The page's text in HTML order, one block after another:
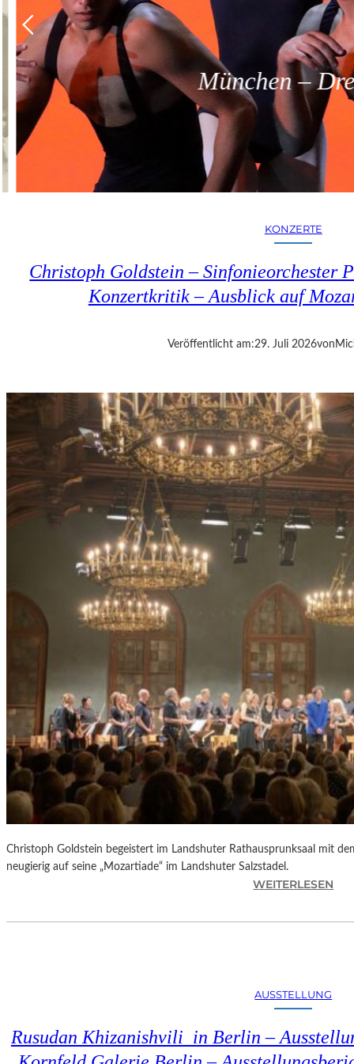
München –
KONZERTE
Christoph Goldstein – Sinfonieorchester
Konzertkritik – Ausblick auf
Veröffentlicht am:29. Juli 2026von
Christoph Goldstein begeistert im Landshuter Rathausprunksaal mit
neugierig auf seine „Mozartiade“ im Landshuter Salzstadel.
WEITERLESEN
H
H
G
AUSSTELLUNG
Rusudan Khizanishvili in Berlin –